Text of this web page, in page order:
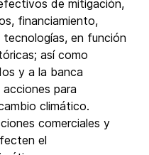
de mitigación,
financiamiento,
en función
así como
y a la banca
para
climático.
comerciales y
el